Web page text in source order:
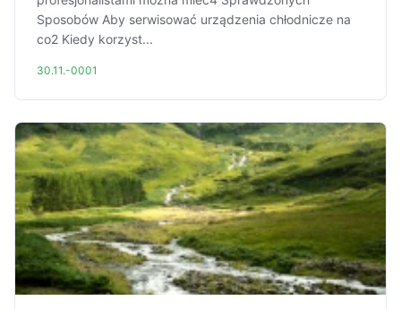
Sposobów Aby serwisować urządzenia chłodnicze na
co2 Kiedy korzyst...
30.11.-0001